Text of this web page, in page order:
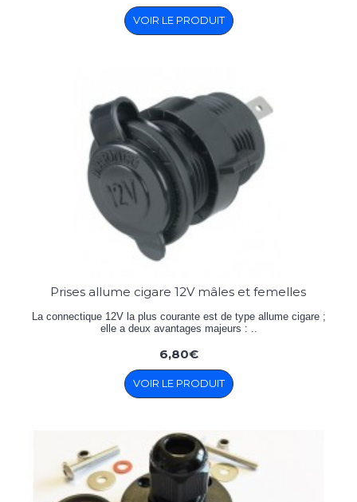
VOIR LE PRODUIT
Prises allume cigare 12V mâles et femelles
La connectique 12V la plus courante est de type allume cigare ;
elle a deux avantages majeurs : ..
6,80€
VOIR LE PRODUIT